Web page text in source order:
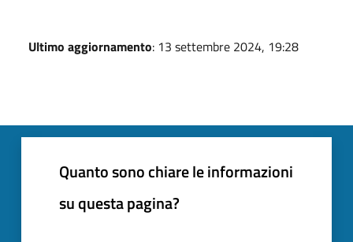
Ultimo aggiornamento: 13 settembre 2024, 19:28
Quanto sono chiare le informazioni
su questa pagina?